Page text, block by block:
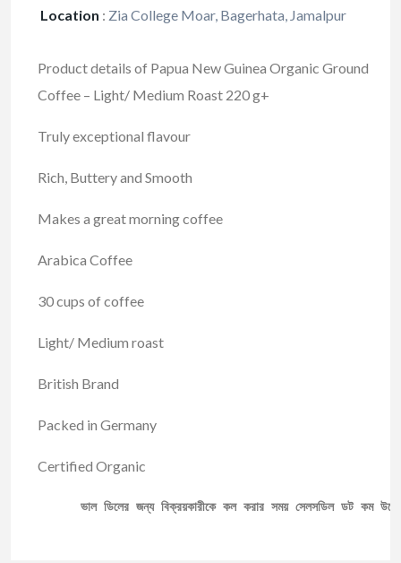
Location : Zia College Moar, Bagerhata, Jamalpur
Product details of Papua New Guinea Organic Ground
Coffee – Light/ Medium Roast 220 g+
Truly exceptional flavour
Rich, Buttery and Smooth
Makes a great morning coffee
Arabica Coffee
30 cups of coffee
Light/ Medium roast
British Brand
Packed in Germany
Certified Organic
ভাল ডিলের জন্য বিক্রয়কারীকে কল করার সময় সেলসডিল ডট কম